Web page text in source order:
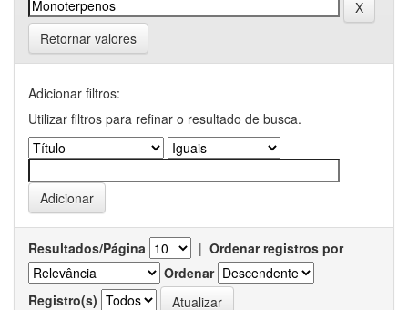
Retornar valores
Adicionar filtros:
Utilizar filtros para refinar o resultado de busca.
Resultados/Página | Ordenar registros por
Ordenar
Registro(s)